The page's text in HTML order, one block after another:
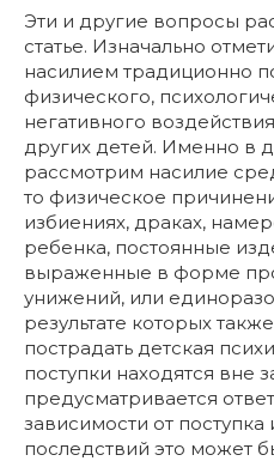
Эти и другие вопросы
статье. Изначально
насилием традиционно
физического,
негативного
других детей. Именно в
рассмотрим насилие
то физическое
избиениях, драках,
ребенка, постоянные
выраженные в форме
унижений, или
результате которых
пострадать детская
поступки находятся вне
предусматривается
зависимости от
последствий это может